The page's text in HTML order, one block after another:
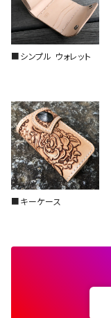
スロープ型（セラミック）
スロープ型（アルミ）
■シンプル ウォレット
■キーケース